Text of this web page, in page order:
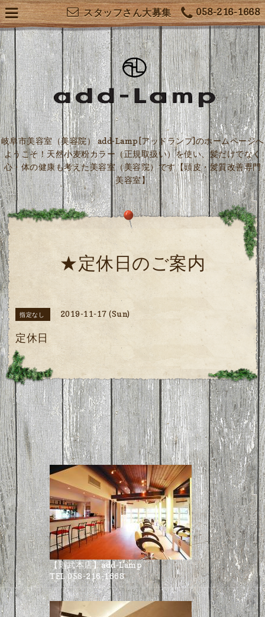
058-216-1668
スタッフさん大募集
岐阜市美容室（美容院） add-Lamp[アッドランプ]のホームページへ
ようこそ！天然小麦粉カラー（正規取扱い）を使い、髪だけでなく
心・体の健康も考えた美容室（美容院）です【頭皮・髪質改善専門
美容室】
★定休日のご案内
指定なし 2019-11-17 (Sun)
定休日
【則武本店】add-Lamp
TEL 058-216-1668